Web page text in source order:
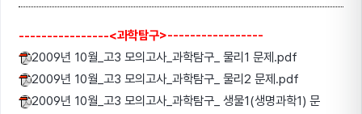
----------------<과학탐구>-----------------
2009년 10월_고3 모의고사_과학탐구_ 물리1 문제.pdf
2009년 10월_고3 모의고사_과학탐구_ 물리2 문제.pdf
2009년 10월_고3 모의고사_과학탐구_ 생물1(생명과학1) 문